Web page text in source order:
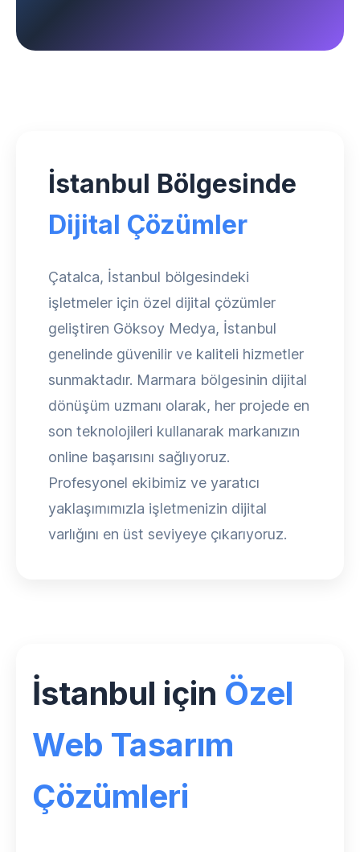
İstanbul Bölgesinde
Dijital Çözümler
Çatalca, İstanbul bölgesindeki
işletmeler için özel dijital çözümler
geliştiren Göksoy Medya, İstanbul
genelinde güvenilir ve kaliteli hizmetler
sunmaktadır. Marmara bölgesinin dijital
dönüşüm uzmanı olarak, her projede en
son teknolojileri kullanarak markanızın
online başarısını sağlıyoruz.
Profesyonel ekibimiz ve yaratıcı
yaklaşımımızla işletmenizin dijital
varlığını en üst seviyeye çıkarıyoruz.
İstanbul için Özel
Web Tasarım
Çözümleri